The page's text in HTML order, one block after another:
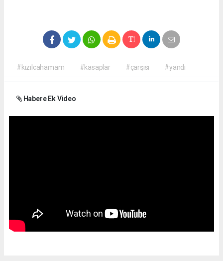
#kızılcahamam #kasaplar #çarşısı #yandı
Habere Ek Video